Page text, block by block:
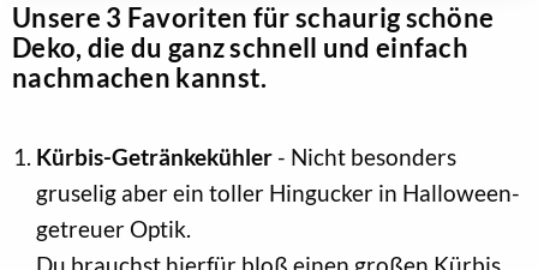
Unsere 3 Favoriten für schaurig schöne
Deko, die du ganz schnell und einfach
nachmachen kannst.
Kürbis-Getränkekühler - Nicht besonders
gruselig aber ein toller Hingucker in Halloween-
getreuer Optik.
Du brauchst hierfür bloß einen großen Kürbis,